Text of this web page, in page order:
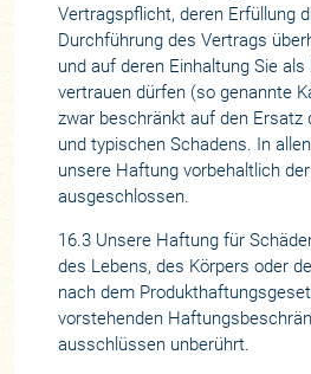
Vertragspflicht, deren Erfüllung
Durchführung des Vertrags
und auf deren Einhaltung Sie
vertrauen dürfen (so genannte
zwar beschränkt auf den Ersatz
und typischen Schadens. In
unsere Haftung vorbehaltlich
ausgeschlossen.
16.3 Unsere Haftung für
des Lebens, des Körpers oder
nach dem
vorstehenden
ausschlüssen unberührt.